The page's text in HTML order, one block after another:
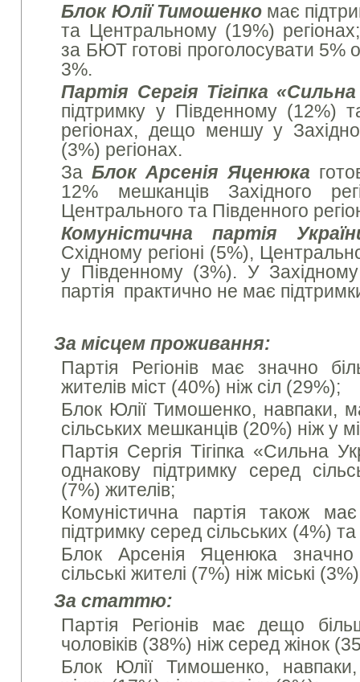
Блок Юлії Тимошенкомає
та Центральному (19%)
за БЮТ готові проголосувати 5%
3%.
Партія Сергія Тігіпка «Сильна
підтримку у Південному (12%)
регіонах, дещо меншу у
(3%) регіонах.
ЗаБлок Арсенія Яценюка
12% мешканців Західного
Центрального та Південного
Комуністична партія
Східному регіоні (5%),
у Південному (3%). У Західному
партія практично не має
За місцем проживання:
Партія Регіонів має значно
жителів міст (40%) ніж сіл (29%);
Блок Юлії Тимошенко, навпаки,
сільських мешканців (20%) ніж у
Партія Сергія Тігіпка «Сильна
однакову підтримку серед
(7%) жителів;
Комуністична партія також
підтримку серед сільських (4%)
Блок Арсенія Яценюка значно
сільські жителі (7%) ніж міські
За статтю:
Партія Регіонів має дещо
чоловіків (38%) ніж серед жінок
Блок Юлії Тимошенко,